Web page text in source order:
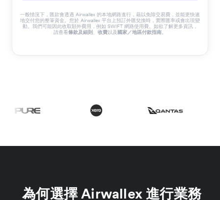
一般情況下，匯款會透過 Airwallex 的本地網路進行，藉以免除交易費，並能更快速
地交付您的整筆資金。您於 Airwallex 平台上預訂外匯兌換時，實際匯率或會出現變
動。我們可能因此收取額外費用，例如 SWIFT 網路使用費。如欲了解更多資訊，
請查看條款及細則、 收費以及 國家／地區付款指南。
為何選擇 Airwallex 進行業務